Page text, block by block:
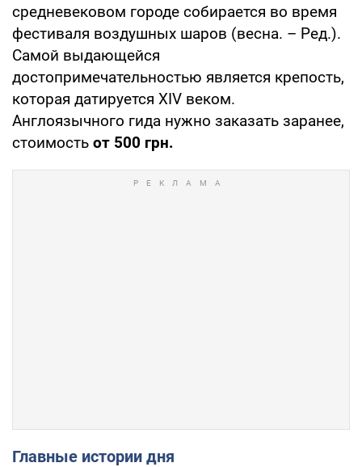
средневековом городе собирается во время
фестиваля воздушных шаров (весна. – Ред.).
Самой выдающейся
достопримечательностью является крепость,
которая датируется XIV веком.
Англоязычного гида нужно заказать заранее,
стоимость от 500 грн.
Главные истории дня